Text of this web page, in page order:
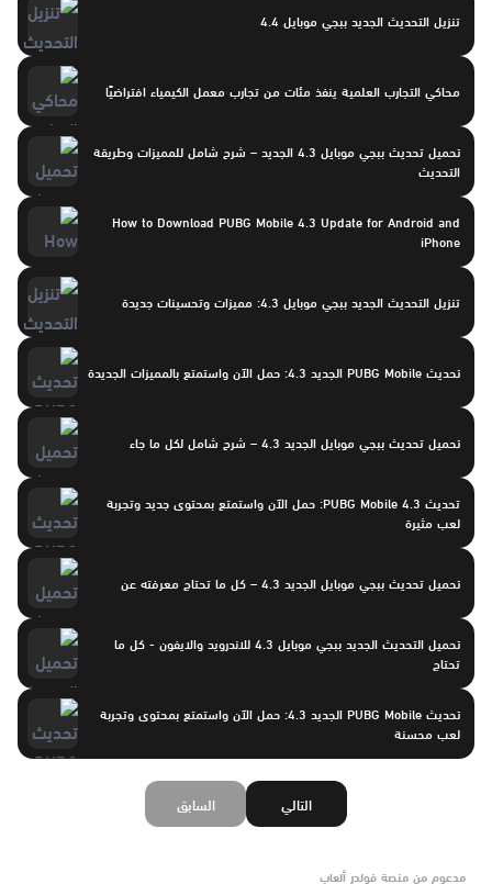
تنزيل التحديث الجديد ببجي موبايل 4.4
محاكي التجارب العلمية ينفذ مئات من تجارب معمل الكيمياء افتراضيًا
تحميل تحديث ببجي موبايل 4.3 الجديد – شرح شامل للمميزات وطريقة
التحديث
How to Download PUBG Mobile 4.3 Update for Android and
iPhone
تنزيل التحديث الجديد ببجي موبايل 4.3: مميزات وتحسينات جديدة
تحديث PUBG Mobile الجديد 4.3: حمل الآن واستمتع بالمميزات الجديدة
تحميل تحديث ببجي موبايل الجديد 4.3 – شرح شامل لكل ما جاء
تحديث PUBG Mobile 4.3: حمل الآن واستمتع بمحتوى جديد وتجربة
لعب مثيرة
تحميل تحديث ببجي موبايل الجديد 4.3 – كل ما تحتاج معرفته عن
تحميل التحديث الجديد ببجي موبايل 4.3 للاندرويد والايفون - كل ما
تحتاج
تحديث PUBG Mobile الجديد 4.3: حمل الآن واستمتع بمحتوى وتجربة
لعب محسنة
السابق التالي
مدعوم من منصة فولدر ألعاب